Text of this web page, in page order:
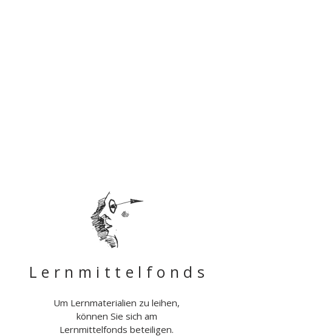
Lernmittelfonds
Um Lernmaterialien zu leihen,
können Sie sich am
Lernmittelfonds beteiligen.